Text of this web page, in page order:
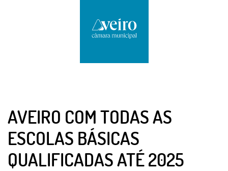
AVEIRO COM TODAS AS
ESCOLAS BÁSICAS
QUALIFICADAS ATÉ 2025